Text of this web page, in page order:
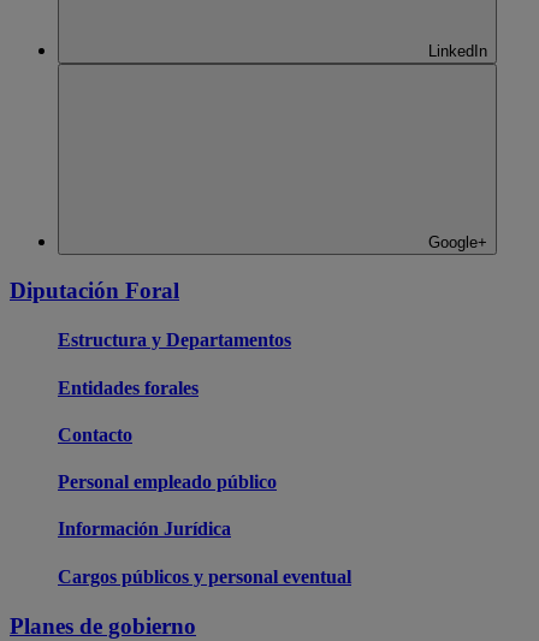
LinkedIn
Google+
Diputación Foral
Estructura y Departamentos
Entidades forales
Contacto
Personal empleado público
Información Jurídica
Cargos públicos y personal eventual
Planes de gobierno